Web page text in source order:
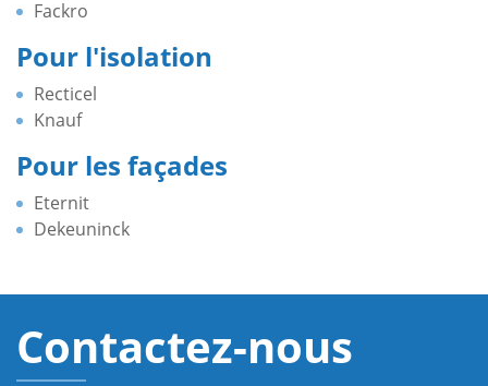
Fackro
Pour l'isolation
Recticel
Knauf
Pour les façades
Eternit
Dekeuninck
Contactez-nous